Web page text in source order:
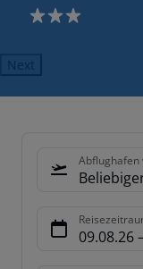
3
Next
Abflughafen
09.08.26